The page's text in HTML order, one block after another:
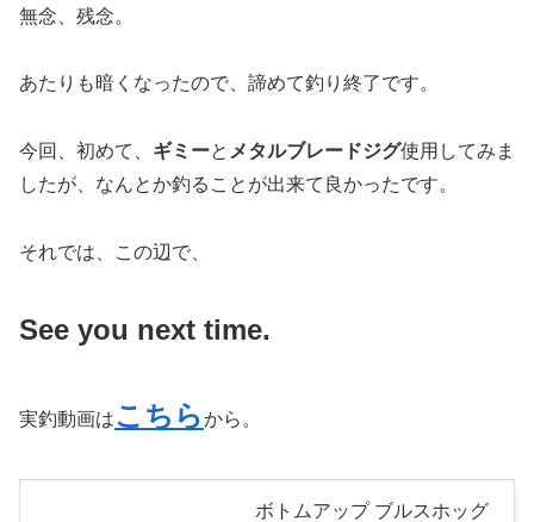
無念、残念。
あたりも暗くなったので、諦めて釣り終了です。
今回、初めて、 ギミーと メタルブレードジグ使用してみま
したが、なんとか釣ることが出来て良かったです。
それでは、この辺で、
See you next time.
実釣動画はこちらから。
ボトムアップ ブルスホッグ